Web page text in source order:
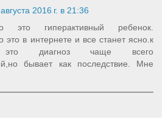
2016 г. в 21:36
это гиперактивный ребенок.
это в интернете и все станет ясно.к
это диагноз чаще всего
бывает как последствие. Мне